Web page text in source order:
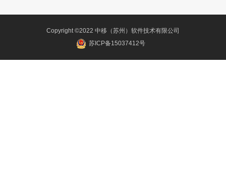
Copyright ©2022 中移（苏州）软件技术有限公司
苏ICP备15037412号